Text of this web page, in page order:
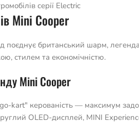
серії Electric
Mini Cooper
британський шарм,
стилем та економічністю.
Mini Cooper
kart" керованість — максимум
OLED-дисплей, MINI